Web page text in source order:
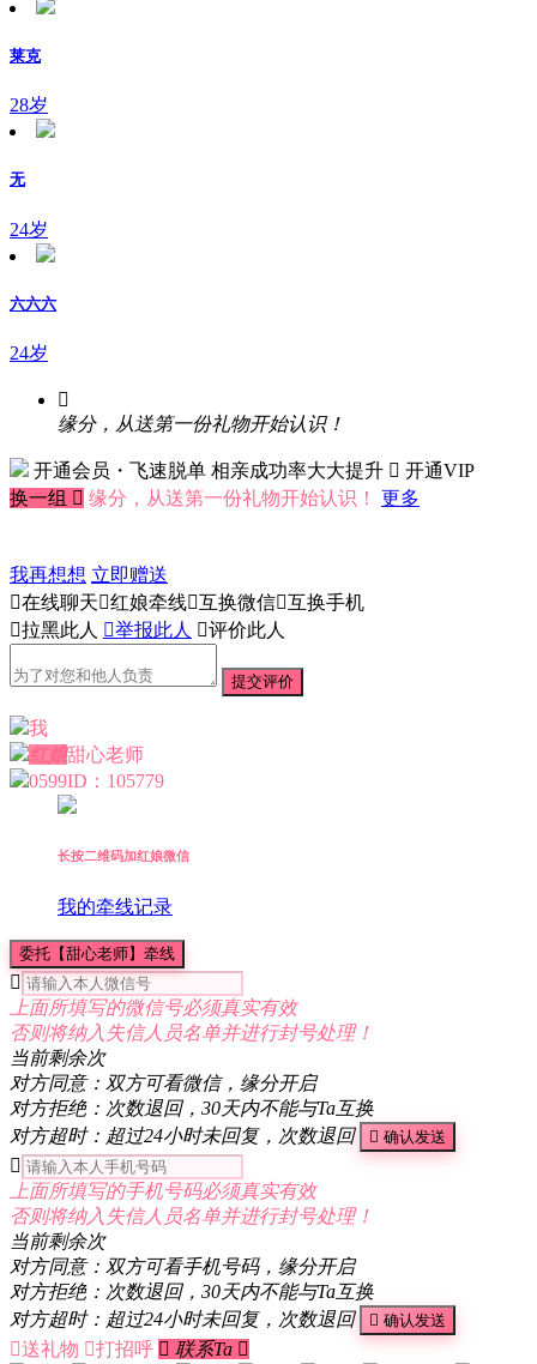
莱克
28岁
无
24岁
六六六
24岁

缘分，从送第一份礼物开始认识！
开通会员・飞速脱单 相亲成功率大大提升  开通VIP
换一组  缘分，从送第一份礼物开始认识！ 更多
我再想想 立即赠送
在线聊天红娘牵线互换微信互换手机
拉黑此人 举报此人 评价此人
提交评价
我
红娘甜心老师
0599ID：105779
长按二维码加红娘微信
我的牵线记录
委托【甜心老师】牵线

上面所填写的微信号必须真实有效
否则将纳入失信人员名单并进行封号处理！
当前剩余次
对方同意：双方可看微信，缘分开启
对方拒绝：次数退回，30天内不能与Ta互换
对方超时：超过24小时未回复，次数退回
 确认发送

上面所填写的手机号码必须真实有效
否则将纳入失信人员名单并进行封号处理！
当前剩余次
对方同意：双方可看手机号码，缘分开启
对方拒绝：次数退回，30天内不能与Ta互换
对方超时：超过24小时未回复，次数退回
 确认发送
送礼物 打招呼  联系Ta 